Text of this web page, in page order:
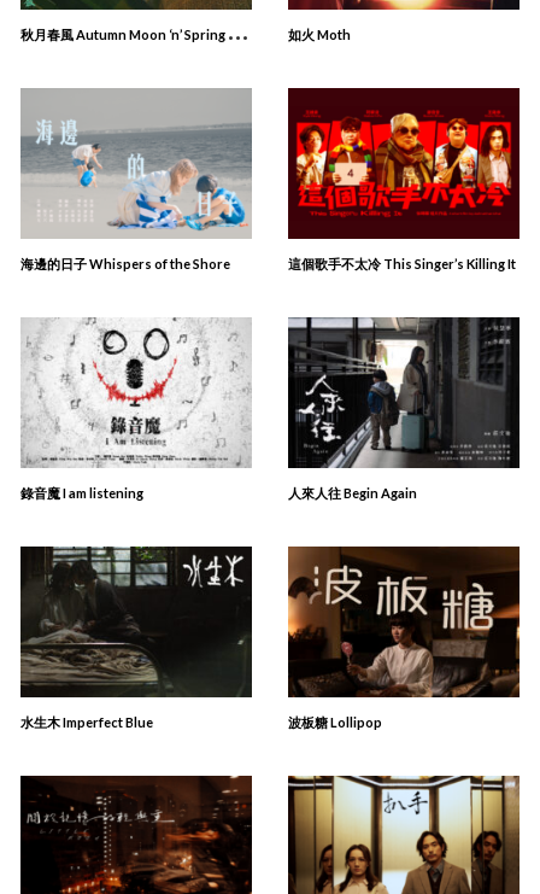
秋
⽉春風 Autumn Moon ‘n’ Spring Breeze 如火 Moth
海邊的日子 Whispers of the Shore 這個歌手不太冷 This Singer’s Killing It
錄音魔 I am listening 人來人往 Begin Again
水生木 Imperfect Blue 波板糖 Lollipop